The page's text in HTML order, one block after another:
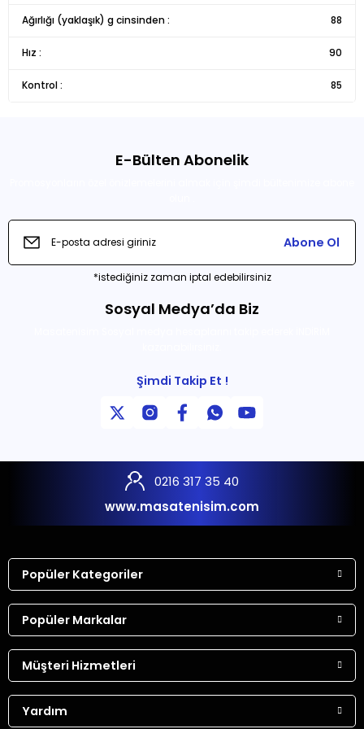
Ürün resmi kalitesiz, bozuk veya görüntülenemiyor.
Ürün fiyatı diğer sitelerden daha pahalı.
Ağırlığı (yaklaşık) g cinsinden : 88
Hız : 90
Kontrol : 85
E-Bülten Abonelik
Abone Ol
*istediğiniz zaman iptal edebilirsiniz
Sosyal Medya’da Biz
Şimdi Takip Et !
0216 317 35 40
www.masatenisim.com
Popüler Kategoriler
Popüler Markalar
Müşteri Hizmetleri
Yardım